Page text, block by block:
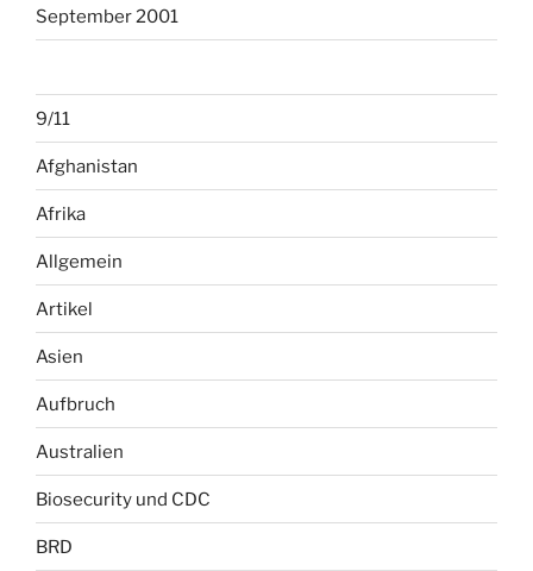
September 2001
9/11
Afghanistan
Afrika
Allgemein
Artikel
Asien
Aufbruch
Australien
Biosecurity und CDC
BRD